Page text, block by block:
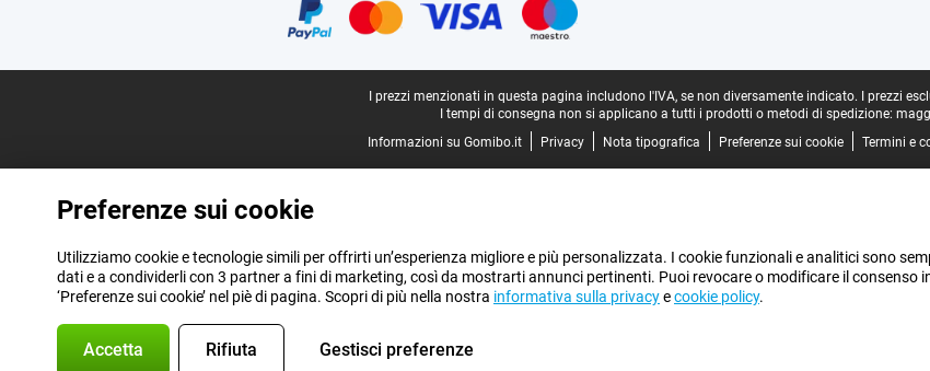
I prezzi menzionati in questa pagina includono l'IVA, se non diversamente indicato.
I prezzi
I tempi di consegna non si applicano a tutti i prodotti o metodi di spedizione:
Informazioni su Gomibo.it
Privacy Nota tipografica Preferenze sui cookie Termini e
Preferenze sui cookie
Utilizziamo cookie e tecnologie simili per offrirti un’esperienza migliore e più personalizzata. I cookie funzionali e analitici sono
dati e a condividerli con 3 partner a fini di marketing, così da mostrarti annunci pertinenti. Puoi revocare o modificare il consenso
‘Preferenze sui cookie’ nel piè di pagina. Scopri di più nella nostra informativa sulla privacyecookie policy.
Accetta Rifiuta Gestisci preferenze